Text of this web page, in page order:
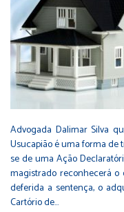
Advogada Dalimar Silva
Usucapião é uma forma de
se de uma Ação
magistrado reconhecerá
deferida a sentença, o
Cartório de…